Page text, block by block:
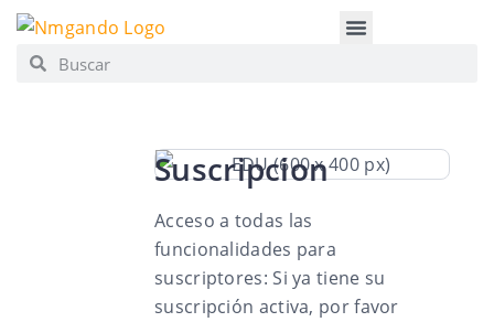
Suscripcion
Acceso a todas las
funcionalidades para
suscriptores: Si ya tiene su
suscripción activa, por favor